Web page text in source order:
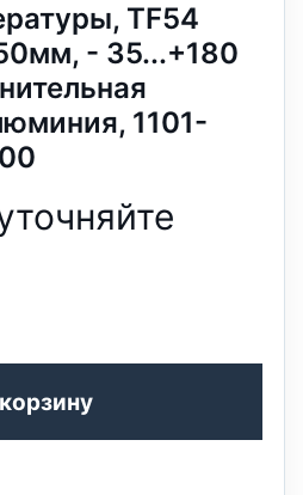
TF54
- 35...+180
1101-